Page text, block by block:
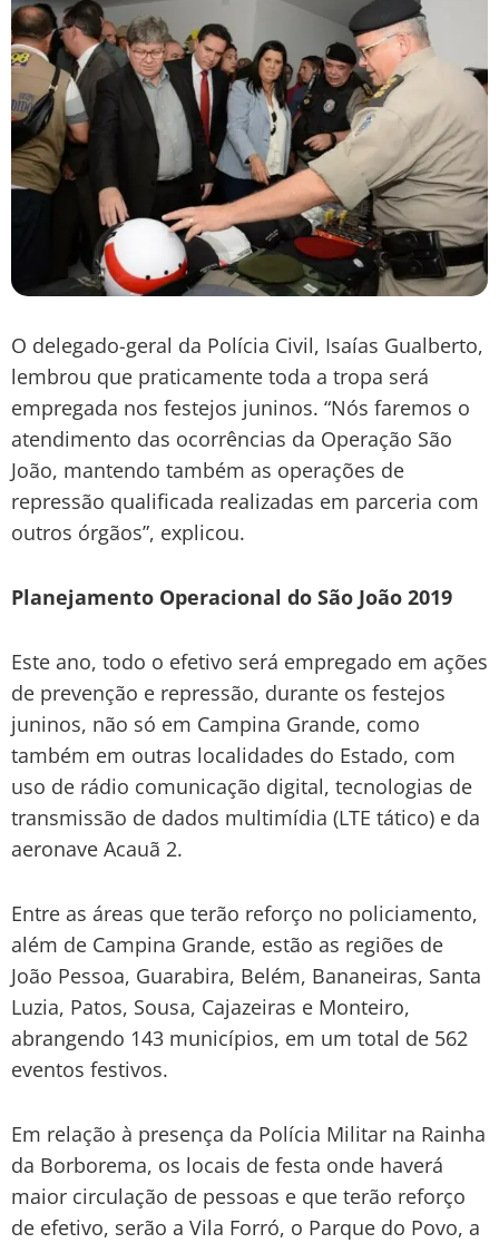
O delegado-geral da Polícia Civil, Isaías Gualberto,
lembrou que praticamente toda a tropa será
empregada nos festejos juninos. “Nós faremos o
atendimento das ocorrências da Operação São
João, mantendo também as operações de
repressão qualificada realizadas em parceria com
outros órgãos”, explicou.
Planejamento Operacional do São João 2019
Este ano, todo o efetivo será empregado em ações
de prevenção e repressão, durante os festejos
juninos, não só em Campina Grande, como
também em outras localidades do Estado, com
uso de rádio comunicação digital, tecnologias de
transmissão de dados multimídia (LTE tático) e da
aeronave Acauã 2.
Entre as áreas que terão reforço no policiamento,
além de Campina Grande, estão as regiões de
João Pessoa, Guarabira, Belém, Bananeiras, Santa
Luzia, Patos, Sousa, Cajazeiras e Monteiro,
abrangendo 143 municípios, em um total de 562
eventos festivos.
Em relação à presença da Polícia Militar na Rainha
da Borborema, os locais de festa onde haverá
maior circulação de pessoas e que terão reforço
de efetivo, serão a Vila Forró, o Parque do Povo, a